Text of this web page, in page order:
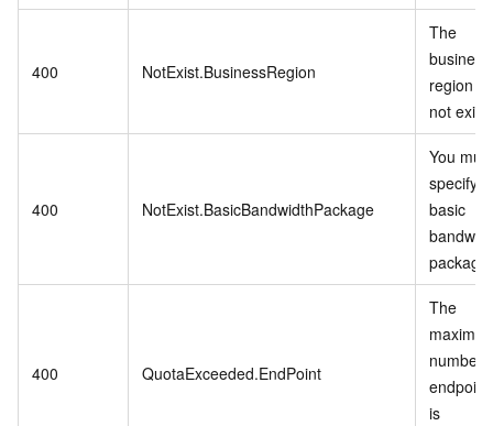
400 NotExist.BusinessRegion
The
business
region
not exist.
400 NotExist.BasicBandwidthPackage
You must
specify
basic
package.
400 QuotaExceeded.EndPoint
The
number
is